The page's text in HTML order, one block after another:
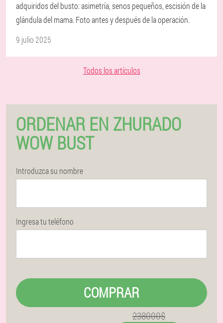
adquiridos del busto: asimetría, senos pequeños, escisión de la
glándula del mama. Foto antes y después de la operación.
9 julio 2025
Todos los artículos
ORDENAR EN ZHURADO
WOW BUST
Introduzca su nombre
Ingresa tu teléfono
COMPRAR
238000$